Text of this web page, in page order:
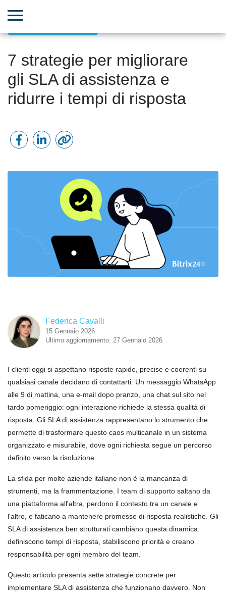
7 strategie per migliorare
gli SLA di assistenza e
ridurre i tempi di risposta
Federica Cavalli
15 Gennaio 2026
Ultimo aggiornamento: 27 Gennaio 2026
I clienti oggi si aspettano risposte rapide, precise e coerenti su
qualsiasi canale decidano di contattarti. Un messaggio WhatsApp
alle 9 di mattina, una e-mail dopo pranzo, una chat sul sito nel
tardo pomeriggio: ogni interazione richiede la stessa qualità di
risposta. Gli SLA di assistenza rappresentano lo strumento che
permette di trasformare questo caos multicanale in un sistema
organizzato e misurabile, dove ogni richiesta segue un percorso
definito verso la risoluzione.
La sfida per molte aziende italiane non è la mancanza di
strumenti, ma la frammentazione. I team di supporto saltano da
una piattaforma all'altra, perdono il contesto tra un canale e
l'altro, e faticano a mantenere promesse di risposta realistiche. Gli
SLA di assistenza ben strutturati cambiano questa dinamica:
definiscono tempi di risposta, stabiliscono priorità e creano
responsabilità per ogni membro del team.
Questo articolo presenta sette strategie concrete per
implementare SLA di assistenza che funzionano davvero. Non